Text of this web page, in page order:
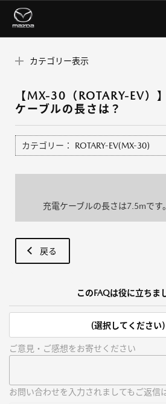
カテゴリー表示
【MX-30（ROTARY-EV）
ケーブルの長さは？
カテゴリー： ROTARY-EV(MX-30)
充電ケーブルの長さは7.5mです。
戻る
このFAQは役に立ちま
(選択してください)
ご意見・ご感想をお寄せください
お問い合わせを入力されましてもご返信